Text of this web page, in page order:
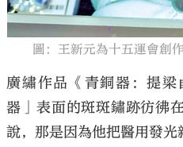
圖：王新元為十五運會創作
廣繡作品《青銅器：提
器」表面的斑斑鏽跡彷彿
說，那是因為他把醫用發光